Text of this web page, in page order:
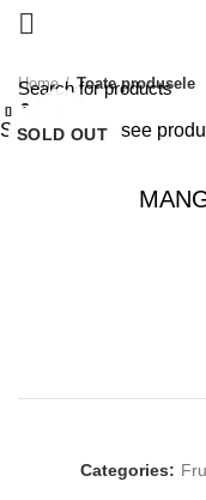
Home
Toate produsele
Categories:
SOLD OUT
Închide
Închide
SOLD OUT
Închide
Închide
Închide
Închide
Închide
Închide
Start typing to see